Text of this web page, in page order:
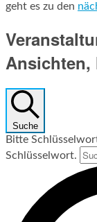
geht es zu den
Ansichten,
Suche
Bitte
Schlüsselwort.